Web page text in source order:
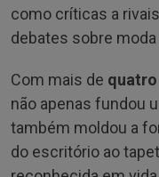
como críticas a
debates sobre
Com mais de
não apenas fundou
também moldou a
do escritório ao